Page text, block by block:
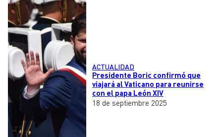
ACTUALIDAD
Presidente Boric confirmó que
viajará al Vaticano para reunirse
con el papa León XIV
18 de septiembre 2025